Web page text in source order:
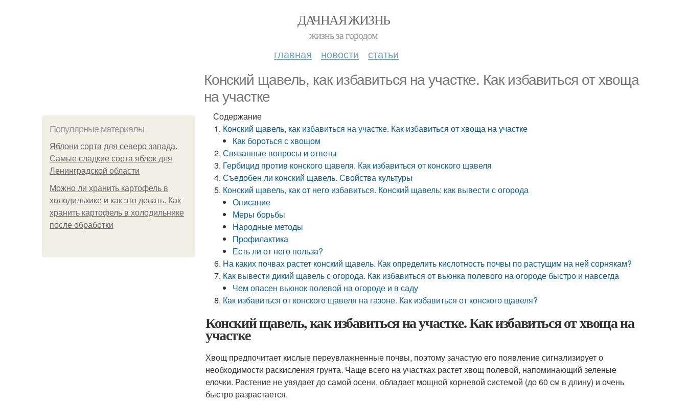
ДАЧНАЯ ЖИЗНЬ
жизнь за городом
главная новости статьи
Конский щавель, как избавиться на участке. Как избавиться от хвоща
на участке
Популярные материалы
Яблони сорта для северо запада.
Самые сладкие сорта яблок для
Ленинградской области
Можно ли хранить картофель в
холодилькике и как это делать. Как
хранить картофель в холодильнике
после обработки
Содержание
Конский щавель, как избавиться на участке. Как избавиться от хвоща на участке
Как бороться с хвощом
Связанные вопросы и ответы
Гербицид против конского щавеля. Как избавиться от конского щавеля
Съедобен ли конский щавель. Свойства культуры
Конский щавель, как от него избавиться. Конский щавель: как вывести с огорода
Описание
Меры борьбы
Народные методы
Профилактика
Есть ли от него польза?
На каких почвах растет конский щавель. Как определить кислотность почвы по растущим на ней сорнякам?
Как вывести дикий щавель с огорода. Как избавиться от вьюнка полевого на огороде быстро и навсегда
Чем опасен вьюнок полевой на огороде и в саду
Как избавиться от конского щавеля на газоне. Как избавиться от конского щавеля?
Конский щавель, как избавиться на участке. Как избавиться от хвоща на
участке
Хвощ предпочитает кислые переувлажненные почвы, поэтому зачастую его появление сигнализирует о
необходимости раскисления грунта. Чаще всего на участках растет хвощ полевой, напоминающий зеленые
елочки. Растение не увядает до самой осени, обладает мощной корневой системой (до 60 см в длину) и очень
быстро разрастается.